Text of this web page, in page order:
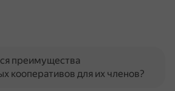
преимущества
кооперативов для их членов?